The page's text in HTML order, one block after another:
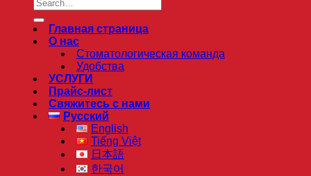
Главная страница
О нас
Стоматологическая команда
Удобства
УСЛУГИ
Прайс-лист
Свяжитесь с нами
Русский
English
Tiếng Việt
日本語
한국어